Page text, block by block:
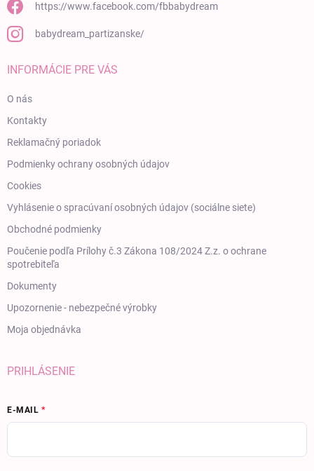
https://www.facebook.com/fbbabydream
babydream_partizanske/
INFORMÁCIE PRE VÁS
O nás
Kontakty
Reklamačný poriadok
Podmienky ochrany osobných údajov
Cookies
Vyhlásenie o spracúvaní osobných údajov (sociálne siete)
Obchodné podmienky
Poučenie podľa Prílohy č.3 Zákona 108/2024 Z.z. o ochrane
spotrebiteľa
Dokumenty
Upozornenie - nebezpečné výrobky
Moja objednávka
PRIHLÁSENIE
E-MAIL